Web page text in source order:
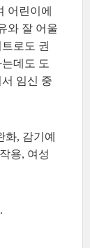
어린이에
와 잘 어울
로도 권
데도 도
임신 중
, 감기예
용, 여성